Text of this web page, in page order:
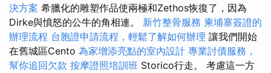
決方案 希臘化的雕塑作品使兩極和Zethos恢復了，因為
Dirke與憤怒的公牛的角相連。 新竹整骨服務 柬埔寨簽證的
辦理流程 台胞證申請流程，輕鬆了解如何辦理 讓我們開始
在舊城區Cento 為家增添亮點的室內設計 專業討債服務，
幫你追回欠款 按摩證照培訓班 Storico行走。 考慮這一方